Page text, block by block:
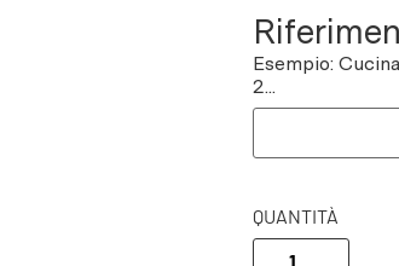
Esempio:
2...
QUANTITÀ